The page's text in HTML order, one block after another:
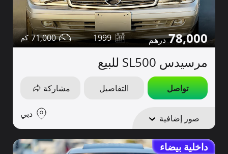
78,000
1999
71,000
مرسيدس SL500 للبيع
تواصل التفاصيل مشاركة
صور إضافية دبي
داخلية بيضاء